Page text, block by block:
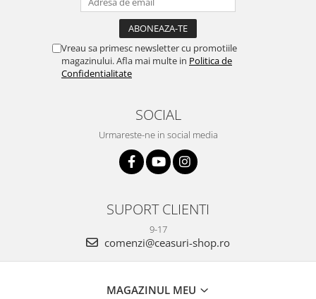
Vreau sa primesc newsletter cu promotiile
magazinului. Afla mai multe in Politica de
Confidentialitate
SOCIAL
Urmareste-ne in social media
SUPORT CLIENTI
9-17
comenzi@ceasuri-shop.ro
MAGAZINUL MEU